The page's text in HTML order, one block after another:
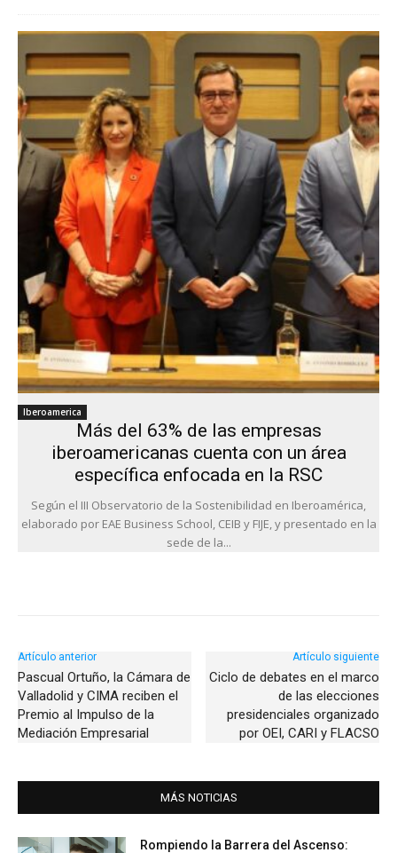
Iberoamerica
Más del 63% de las empresas
iberoamericanas cuenta con un área
específica enfocada en la RSC
Según el III Observatorio de la Sostenibilidad en Iberoamérica,
elaborado por EAE Business School, CEIB y FIJE, y presentado en la
sede de la...
Artículo anterior
Pascual Ortuño, la Cámara de
Valladolid y CIMA reciben el
Premio al Impulso de la
Mediación Empresarial
Artículo siguiente
Ciclo de debates en el marco
de las elecciones
presidenciales organizado
por OEI, CARI y FLACSO
MÁS NOTICIAS
Rompiendo la Barrera del Ascenso: